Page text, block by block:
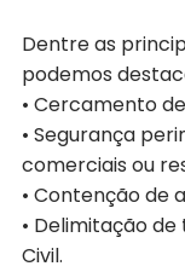
Dentre as
podemos
• Cercamento
• Segurança
comerciais ou
• Contenção de
• Delimitação
Civil.